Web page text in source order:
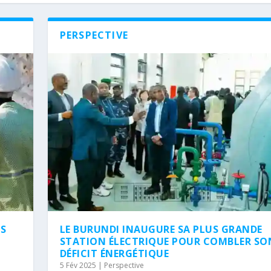
PERSPECTIVE
LE BURUNDI INAUGURE SA PLUS GRANDE
STATION ÉLECTRIQUE POUR COMBLER
DÉFICIT ÉNERGÉTIQUE
5 Fév 2025 | Perspective